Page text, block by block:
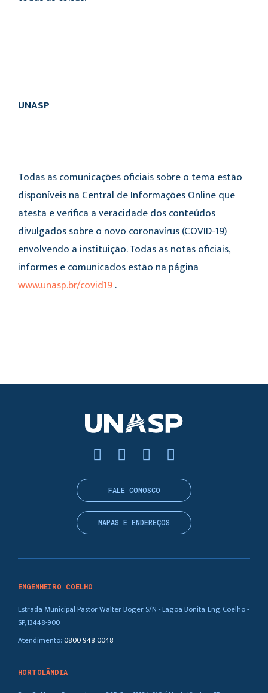
UNASP
Todas as comunicações oficiais sobre o tema estão
disponíveis na Central de Informações Online que
atesta e verifica a veracidade dos conteúdos
divulgados sobre o novo coronavírus (COVID-19)
envolvendo a instituição. Todas as notas oficiais,
informes e comunicados estão na página
www.unasp.br/covid19.
ENGENHEIRO COELHO
Estrada Municipal Pastor Walter Boger, S/N - Lagoa Bonita, Eng. Coelho -
SP, 13448-900
Atendimento:0800 948 0048
HORTOLÂNDIA
FALE CONOSCO
MAPAS E ENDEREÇOS